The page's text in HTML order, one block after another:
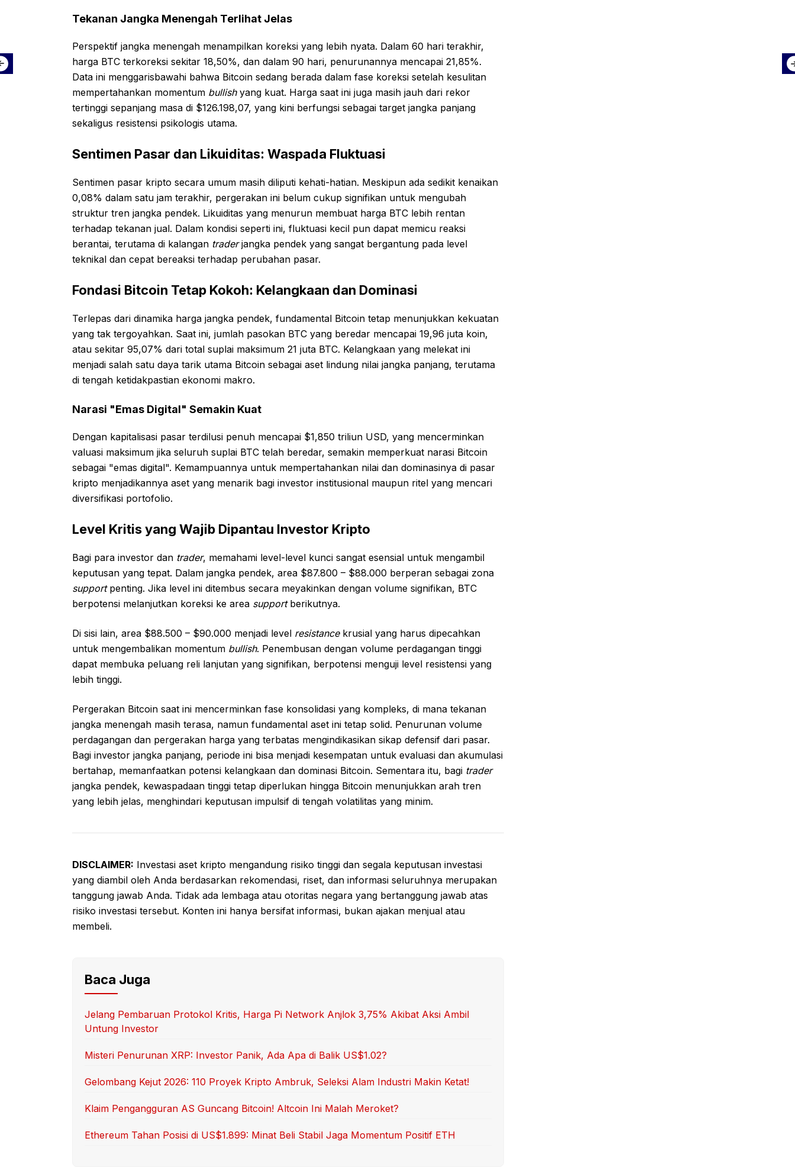
Tekanan Jangka Menengah Terlihat Jelas
Perspektif jangka menengah menampilkan koreksi yang lebih nyata. Dalam 60 hari terakhir,
harga BTC terkoreksi sekitar 18,50%, dan dalam 90 hari, penurunannya mencapai 21,85%.
Data ini menggarisbawahi bahwa Bitcoin sedang berada dalam fase koreksi setelah kesulitan
mempertahankan momentum bullishyang kuat. Harga saat ini juga masih jauh dari rekor
tertinggi sepanjang masa di $126.198,07, yang kini berfungsi sebagai target jangka panjang
sekaligus resistensi psikologis utama.
Sentimen Pasar dan Likuiditas: Waspada Fluktuasi
Sentimen pasar kripto secara umum masih diliputi kehati-hatian. Meskipun ada sedikit kenaikan
0,08% dalam satu jam terakhir, pergerakan ini belum cukup signifikan untuk mengubah
struktur tren jangka pendek. Likuiditas yang menurun membuat harga BTC lebih rentan
terhadap tekanan jual. Dalam kondisi seperti ini, fluktuasi kecil pun dapat memicu reaksi
berantai, terutama di kalangan traderjangka pendek yang sangat bergantung pada level
teknikal dan cepat bereaksi terhadap perubahan pasar.
Fondasi Bitcoin Tetap Kokoh: Kelangkaan dan Dominasi
Terlepas dari dinamika harga jangka pendek, fundamental Bitcoin tetap menunjukkan kekuatan
yang tak tergoyahkan. Saat ini, jumlah pasokan BTC yang beredar mencapai 19,96 juta koin,
atau sekitar 95,07% dari total suplai maksimum 21 juta BTC. Kelangkaan yang melekat ini
menjadi salah satu daya tarik utama Bitcoin sebagai aset lindung nilai jangka panjang, terutama
di tengah ketidakpastian ekonomi makro.
Narasi "Emas Digital" Semakin Kuat
Dengan kapitalisasi pasar terdilusi penuh mencapai $1,850 triliun USD, yang mencerminkan
valuasi maksimum jika seluruh suplai BTC telah beredar, semakin memperkuat narasi Bitcoin
sebagai "emas digital". Kemampuannya untuk mempertahankan nilai dan dominasinya di pasar
kripto menjadikannya aset yang menarik bagi investor institusional maupun ritel yang mencari
diversifikasi portofolio.
Level Kritis yang Wajib Dipantau Investor Kripto
Bagi para investor dan trader, memahami level-level kunci sangat esensial untuk mengambil
keputusan yang tepat. Dalam jangka pendek, area $87.800 – $88.000 berperan sebagai zona
supportpenting. Jika level ini ditembus secara meyakinkan dengan volume signifikan, BTC
berpotensi melanjutkan koreksi ke area supportberikutnya.
Di sisi lain, area $88.500 – $90.000 menjadi level resistancekrusial yang harus dipecahkan
untuk mengembalikan momentum bullish. Penembusan dengan volume perdagangan tinggi
dapat membuka peluang reli lanjutan yang signifikan, berpotensi menguji level resistensi yang
lebih tinggi.
Pergerakan Bitcoin saat ini mencerminkan fase konsolidasi yang kompleks, di mana tekanan
jangka menengah masih terasa, namun fundamental aset ini tetap solid. Penurunan volume
perdagangan dan pergerakan harga yang terbatas mengindikasikan sikap defensif dari pasar.
Bagi investor jangka panjang, periode ini bisa menjadi kesempatan untuk evaluasi dan akumulasi
bertahap, memanfaatkan potensi kelangkaan dan dominasi Bitcoin. Sementara itu, bagi trader
jangka pendek, kewaspadaan tinggi tetap diperlukan hingga Bitcoin menunjukkan arah tren
yang lebih jelas, menghindari keputusan impulsif di tengah volatilitas yang minim.
DISCLAIMER: Investasi aset kripto mengandung risiko tinggi dan segala keputusan investasi
yang diambil oleh Anda berdasarkan rekomendasi, riset, dan informasi seluruhnya merupakan
tanggung jawab Anda. Tidak ada lembaga atau otoritas negara yang bertanggung jawab atas
risiko investasi tersebut. Konten ini hanya bersifat informasi, bukan ajakan menjual atau
membeli.
Baca Juga
Jelang Pembaruan Protokol Kritis, Harga Pi Network Anjlok 3,75% Akibat Aksi Ambil
Untung Investor
Misteri Penurunan XRP: Investor Panik, Ada Apa di Balik US$1.02?
Gelombang Kejut 2026: 110 Proyek Kripto Ambruk, Seleksi Alam Industri Makin Ketat!
Klaim Pengangguran AS Guncang Bitcoin! Altcoin Ini Malah Meroket?
Ethereum Tahan Posisi di US$1.899: Minat Beli Stabil Jaga Momentum Positif ETH